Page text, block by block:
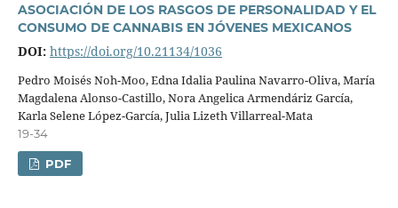
ASOCIACIÓN DE LOS RASGOS DE PERSONALIDAD Y EL
CONSUMO DE CANNABIS EN JÓVENES MEXICANOS
DOI: https://doi.org/10.21134/1036
Pedro Moisés Noh-Moo, Edna Idalia Paulina Navarro-Oliva, Marí­a
Magdalena Alonso-Castillo, Nora Angelica Armendáriz Garcí­a,
Karla Selene López-Garcí­a, Julia Lizeth Villarreal-Mata
19-34
PDF